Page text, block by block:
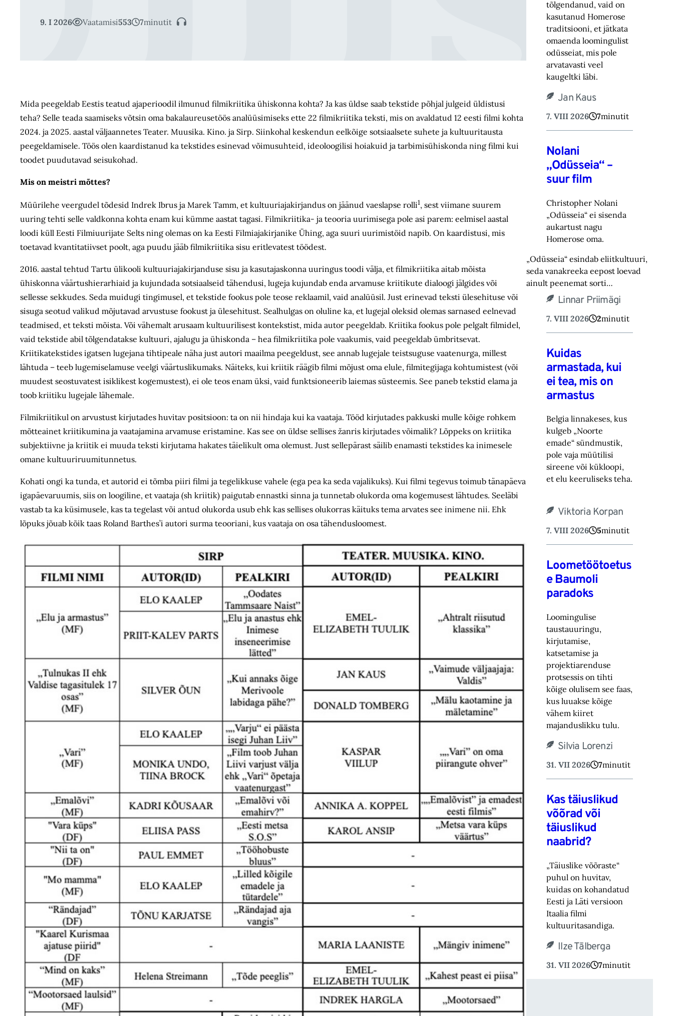
9. I 2026 Vaatamisi553 7minutit
Mida peegeldab Eestis teatud ajaperioodil ilmunud filmikriitika ühiskonna kohta? Ja kas üldse saab tekstide põhjal julgeid üldistusi
teha? Selle teada saamiseks võtsin oma bakalaureusetöös analüüsimiseks ette 22 filmikriitika teksti, mis on avaldatud 12 eesti filmi kohta
2024. ja 2025. aastal väljaannetes Teater. Muusika. Kino. ja Sirp. Siinkohal keskendun eelkõige sotsiaalsete suhete ja kultuuritausta
peegeldamisele. Töös olen kaardistanud ka tekstides esinevad võimusuhteid, ideoloogilisi hoiakuid ja tarbimisühiskonda ning filmi kui
toodet puudutavad seisukohad.
Mis on meistri mõttes?
Müürilehe veergudel tõdesid Indrek Ibrus ja Marek Tamm, et kultuuriajakirjandus on jäänud vaeslapse rolli1, sest viimane suurem
uuring tehti selle valdkonna kohta enam kui kümme aastat tagasi. Filmikriitika- ja teooria uurimisega pole asi parem: eelmisel aastal
loodi küll Eesti Filmiuurijate Selts ning olemas on ka Eesti Filmiajakirjanike Ühing, aga suuri uurimistöid napib. On kaardistusi, mis
toetavad kvantitatiivset poolt, aga puudu jääb filmikriitika sisu eritlevatest töödest.
2016. aastal tehtud Tartu ülikooli kultuuriajakirjanduse sisu ja kasutajaskonna uuringus toodi välja, et filmikriitika aitab mõista
ühiskonna väärtushierarhiaid ja kujundada sotsiaalseid tähendusi, lugeja kujundab enda arvamuse kriitikute dialoogi jälgides või
sellesse sekkudes. Seda muidugi tingimusel, et tekstide fookus pole teose reklaamil, vaid analüüsil. Just erinevad teksti ülesehituse või
sisuga seotud valikud mõjutavad arvustuse fookust ja ülesehitust. Sealhulgas on oluline ka, et lugejal oleksid olemas sarnased eelnevad
teadmised, et teksti mõista. Või vähemalt arusaam kultuurilisest kontekstist, mida autor peegeldab. Kriitika fookus pole pelgalt filmidel,
vaid tekstide abil tõlgendatakse kultuuri, ajalugu ja ühiskonda – hea filmikriitika pole vaakumis, vaid peegeldab ümbritsevat.
Kriitikatekstides igatsen lugejana tihtipeale näha just autori maailma peegeldust, see annab lugejale teistsuguse vaatenurga, millest
lähtuda – teeb lugemiselamuse veelgi väärtuslikumaks. Näiteks, kui kriitik räägib filmi mõjust oma elule, filmitegijaga kohtumistest (või
muudest seostuvatest isiklikest kogemustest), ei ole teos enam üksi, vaid funktsioneerib laiemas süsteemis. See paneb tekstid elama ja
toob kriitiku lugejale lähemale.
Filmikriitikul on arvustust kirjutades huvitav positsioon: ta on nii hindaja kui ka vaataja. Tööd kirjutades pakkuski mulle kõige rohkem
mõtteainet kriitiku­mina ja vaatajamina arvamuse eristamine. Kas see on üldse sellises žanris kirjutades võimalik? Lõppeks on kriitika
subjektiivne ja kriitik ei muuda teksti kirjutama hakates täielikult oma olemust. Just sellepärast säilib enamasti tekstides ka inimesele
omane kultuuriruumitunnetus.
Kohati ongi ka tunda, et autorid ei tõmba piiri filmi ja tegelikkuse vahele (ega pea ka seda vajalikuks). Kui filmi tegevus toimub tänapäeva
igapäevaruumis, siis on loogiline, et vaataja (sh kriitik) paigutab ennastki sinna ja tunnetab olukorda oma kogemusest lähtudes. Seeläbi
vastab ta ka küsimusele, kas ta tegelast või antud olukorda usub ehk kas sellises olukorras käituks tema arvates see inimene nii. Ehk
lõpuks jõuab kõik taas Roland Barthes’i autori surma teooriani, kus vaataja on osa tähendusloomest.
tõlgendanud, vaid on
kasutanud Homerose
tra‎ditsiooni, et jätkata
omaenda loomingulist
odüsseiat, mis pole
arvatavasti veel
kaugeltki läbi.‎
Jan Kaus
7. VIII 2026 7minutit
Nolani
„Odüsseia“ –
suur film
Christopher Nolani
„Odüsseia“ ei sisenda
aukartust nagu
Homerose oma.‎
„Odüsseia“ esindab eliitkultuuri,
seda vanakreeka eepost loevad
ainult peenemat sorti…
Linnar Priimägi
7. VIII 2026 2minutit
Kuidas
armastada, kui
ei tea, mis on
armastus
Belgia linnakeses, kus
kulgeb „Noorte
emade“ sündmustik,
pole vaja müütilisi
sireene või kük‎loopi,
et elu keeruliseks teha.
Viktoria Korpan
7. VIII 2026 5minutit
Loometöötoetus
e Baumoli
paradoks
Loomingulise
taustauuringu,
kirjutamise,
katsetamise ja
projektiarenduse
protsessis on tihti
kõige olulisem see faas,
kus luuakse kõige
vähem kiiret
majanduslikku tulu.
Silvia Lorenzi
31. VII 2026 7minutit
Kas täiuslikud
võõrad või
täiuslikud
naabrid?
„Täiuslike võõraste“
puhul on huvitav,
kuidas on kohandatud
Eesti ja Läti versioon
Itaalia filmi
kultuuritasandiga.
Ilze Tālberga
31. VII 2026 7minutit